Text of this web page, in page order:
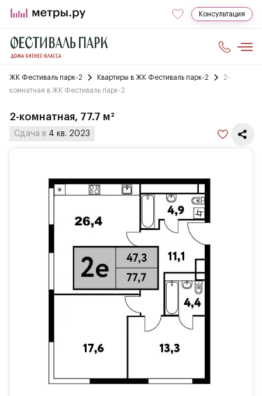
Консультация
ЖК Фестиваль парк-2 Квартиры в ЖК Фестиваль парк-2
2-
комнатная в ЖК Фестиваль парк-2
2-комнатная, 77.7 м²
Сдача в 4 кв. 2023